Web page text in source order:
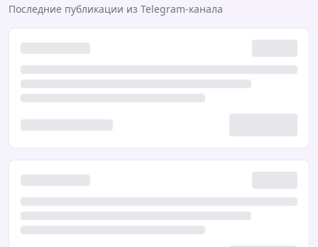
Последние публикации из Telegram-канала